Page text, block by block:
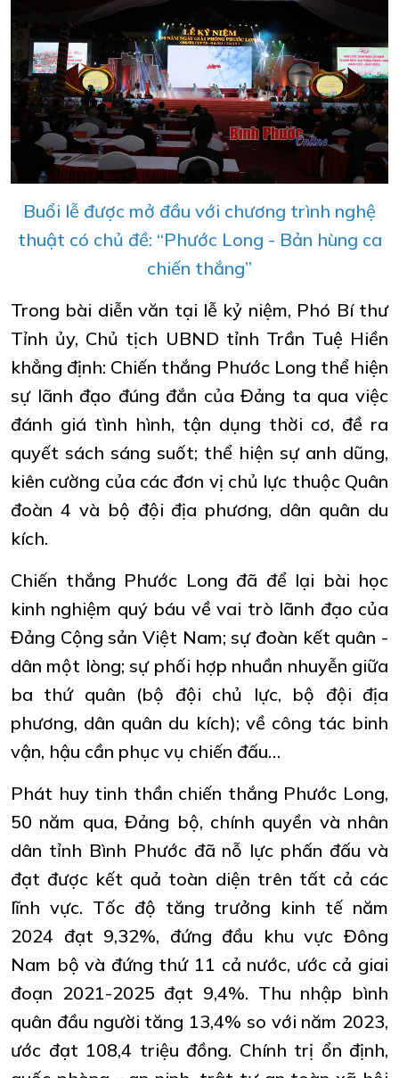
Buổi lễ được mở đầu với chương trình nghệ
thuật có chủ đề: “Phước Long - Bản hùng ca
chiến thắng”
Trong bài diễn văn tại lễ kỷ niệm, Phó Bí thư
Tỉnh ủy, Chủ tịch UBND tỉnh Trần Tuệ Hiền
khẳng định: Chiến thắng Phước Long thể hiện
sự lãnh đạo đúng đắn của Đảng ta qua việc
đánh giá tình hình, tận dụng thời cơ, đề ra
quyết sách sáng suốt; thể hiện sự anh dũng,
kiên cường của các đơn vị chủ lực thuộc Quân
đoàn 4 và bộ đội địa phương, dân quân du
kích.
Chiến thắng Phước Long đã để lại bài học
kinh nghiệm quý báu về vai trò lãnh đạo của
Đảng Cộng sản Việt Nam; sự đoàn kết quân -
dân một lòng; sự phối hợp nhuần nhuyễn giữa
ba thứ quân (bộ đội chủ lực, bộ đội địa
phương, dân quân du kích); về công tác binh
vận, hậu cần phục vụ chiến đấu…
Phát huy tinh thần chiến thắng Phước Long,
50 năm qua, Đảng bộ, chính quyền và nhân
dân tỉnh Bình Phước đã nỗ lực phấn đấu và
đạt được kết quả toàn diện trên tất cả các
lĩnh vực. Tốc độ tăng trưởng kinh tế năm
2024 đạt 9,32%, đứng đầu khu vực Đông
Nam bộ và đứng thứ 11 cả nước, ước cả giai
đoạn 2021-2025 đạt 9,4%. Thu nhập bình
quân đầu người tăng 13,4% so với năm 2023,
ước đạt 108,4 triệu đồng. Chính trị ổn định,